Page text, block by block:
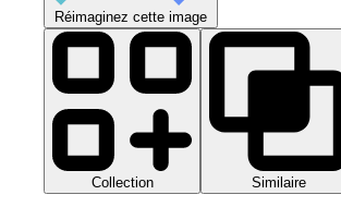
Réimaginez cette image
Collection Similaire